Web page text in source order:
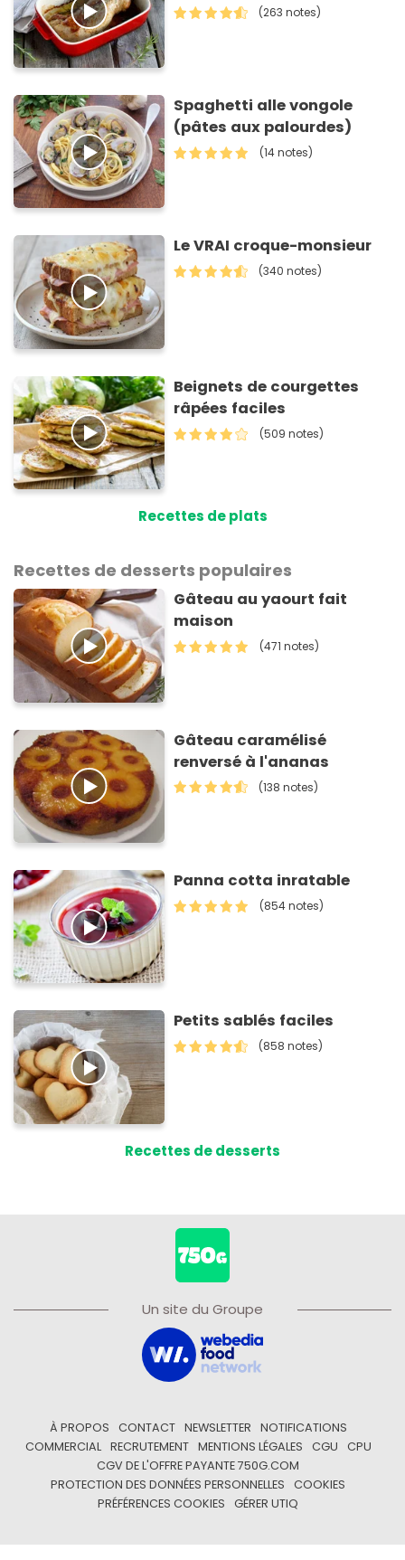
(263 notes)
Spaghetti alle vongole
(pâtes aux palourdes)
(14 notes)
Le VRAI croque-monsieur
(340 notes)
Beignets de courgettes
râpées faciles
(509 notes)
Recettes de plats
Recettes de desserts populaires
Gâteau au yaourt fait
maison
(471 notes)
Gâteau caramélisé
renversé à l'ananas
(138 notes)
Panna cotta inratable
(854 notes)
Petits sablés faciles
(858 notes)
Recettes de desserts
Un site du Groupe
À PROPOS CONTACT NEWSLETTER
NOTIFICATIONS
COMMERCIAL
RECRUTEMENT MENTIONS LÉGALES CGU
CPU
CGV DE L'OFFRE PAYANTE 750G.COM
PROTECTION DES DONNÉES PERSONNELLES
COOKIES
PRÉFÉRENCES COOKIES
GÉRER UTIQ